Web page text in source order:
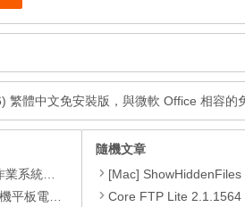
繁體中文免安裝版，與微軟 Office 相容的
理軟體
份還原軟體
隨機文章
[Mac]
Core FTP Lite 2.1.1564